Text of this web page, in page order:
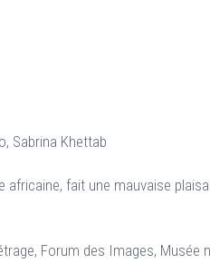
Sabrina Khettab
africaine, fait une mauvaise
Forum des Images,